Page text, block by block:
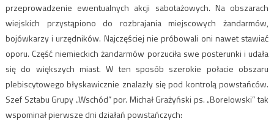
przeprowadzenie ewentualnych akcji sabotażowych. Na obszarach
wiejskich przystąpiono do rozbrajania miejscowych żandarmów,
bojówkarzy i urzędników. Najczęściej nie próbowali oni nawet stawiać
oporu. Część niemieckich żandarmów porzuciła swe posterunki i udała
się do większych miast. W ten sposób szerokie połacie obszaru
plebiscytowego błyskawicznie znalazły się pod kontrolą powstańców.
Szef Sztabu Grupy „Wschód” por. Michał Grażyński ps. „Borelowski” tak
wspominał pierwsze dni działań powstańczych: